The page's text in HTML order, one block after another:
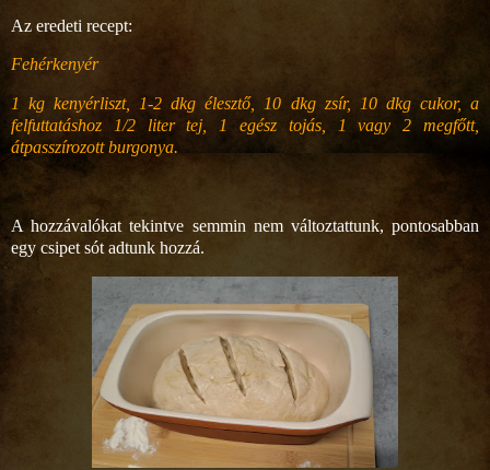
Az eredeti recept:
Fehérkenyér
1 kg kenyérliszt, 1-2 dkg élesztő, 10 dkg zsír, 10 dkg cukor, a
felfuttatáshoz 1/2 liter tej, 1 egész tojás, 1 vagy 2 megfőtt,
átpasszírozott burgonya.
A hozzávalókat tekintve semmin nem változtattunk, pontosabban
egy csipet sót adtunk hozzá.